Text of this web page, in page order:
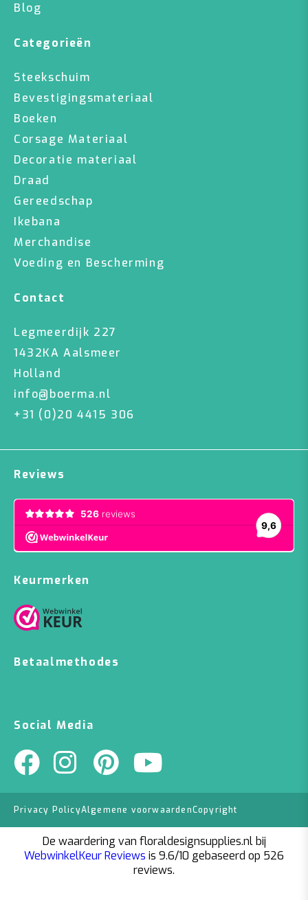
Blog
Categorieën
Steekschuim
Bevestigingsmateriaal
Boeken
Corsage Materiaal
Decoratie materiaal
Draad
Gereedschap
Ikebana
Merchandise
Voeding en Bescherming
Contact
Legmeerdijk 227
1432KA Aalsmeer
Holland
info@boerma.nl
+31 (0)20 4415 306
Reviews
Keurmerken
Betaalmethodes
Social Media
Privacy PolicyAlgemene voorwaardenCopyright
De waardering van floraldesignsupplies.nl bij
WebwinkelKeur Reviews is 9.6/10 gebaseerd op 526
reviews.